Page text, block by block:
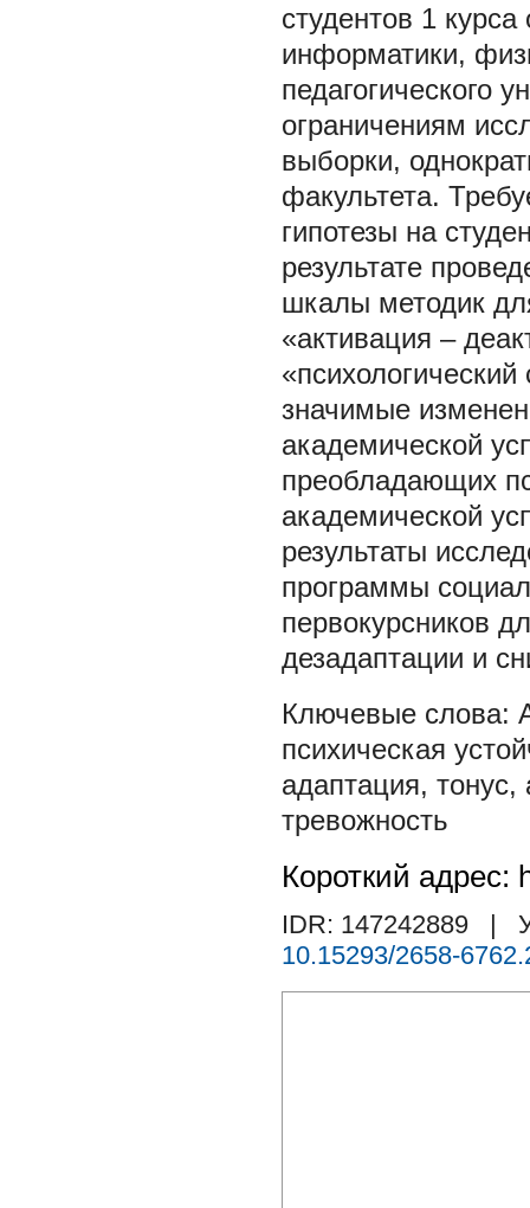
студентов 1
информатики,
педагогического
ограничениям
выборки,
факультета.
гипотезы на
результате
шкалы методик
«активация –
значимые
академической
преобладающих
академической
результаты
программы
первокурсников
дезадаптации и
психическая
адаптация, тонус,
тревожность
Короткий адрес:
IDR: 147242889
|
10.15293/2658-